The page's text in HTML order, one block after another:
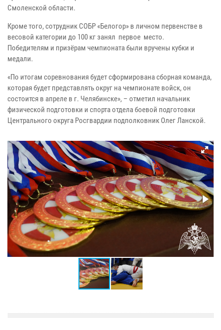
Смоленской области.
Кроме того, сотрудник СОБР «Белогор» в личном первенстве в
весовой категории до 100 кг занял первое место.
Победителям и призёрам чемпионата были вручены кубки и
медали.
«По итогам соревнования будет сформирована сборная команда,
которая будет представлять округ на чемпионате войск, он
состоится в апреле в г. Челябинске», – отметил начальник
физической подготовки и спорта отдела боевой подготовки
Центрального округа Росгвардии подполковник Олег Ланской.